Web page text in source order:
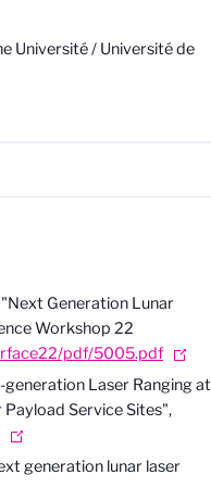
Université / Université de
"Next Generation Lunar
Workshop 22
pdf/5005.pdf
generation Laser Ranging at
Service Sites",
generation lunar laser